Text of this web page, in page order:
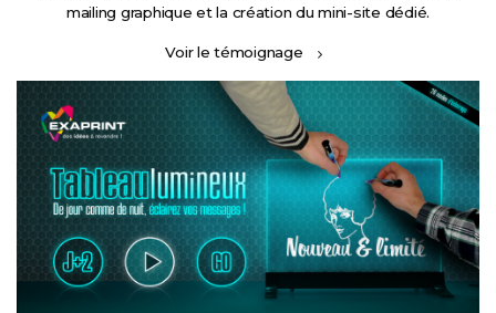
mailing graphique et la création du mini-site dédié.
Voir le témoignage